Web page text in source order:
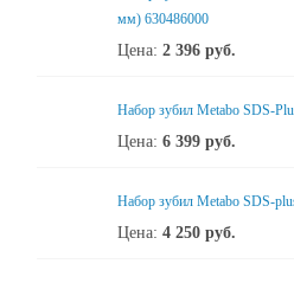
мм) 630486000
Цена: 2 396 руб.
Набор зубил Metabo SDS-
Цена: 6 399 руб.
Набор зубил Metabo SDS-
Цена: 4 250 руб.